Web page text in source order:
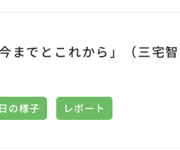
今までとこれから」（三
の様子 レポート